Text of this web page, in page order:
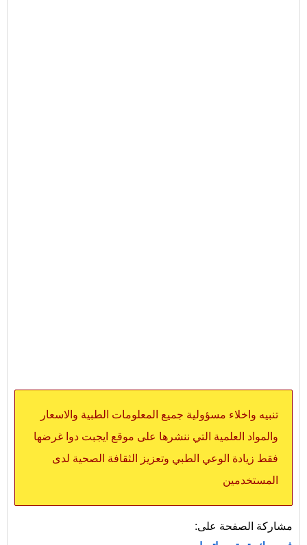
تنبيه واخلاء مسؤولية جميع المعلومات الطبية والاسعار
والمواد العلمية التي ننشرها على موقع ايجبت دوا غرضها
فقط زيادة الوعي الطبي وتعزيز الثقافة الصحية لدى
المستخدمين
مشاركة الصفحة على: